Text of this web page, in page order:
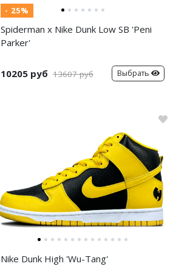
- 25%
Spiderman x Nike Dunk Low SB 'Peni
Parker'
10205 руб 13607 руб Выбрать
Nike Dunk High 'Wu-Tang'